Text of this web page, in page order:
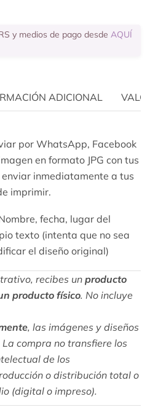
y medios de pago desde AQUÍ
ADICIONAL
por WhatsApp, Facebook
en formato JPG con tus
inmediatamente a tus
imprimir.
fecha, lugar del
texto (intenta que no sea
el diseño original)
recibes unproducto
producto físico. No incluye
, las imágenes y diseños
compra no transfiere los
de los
o distribución total o
(digital o impreso).